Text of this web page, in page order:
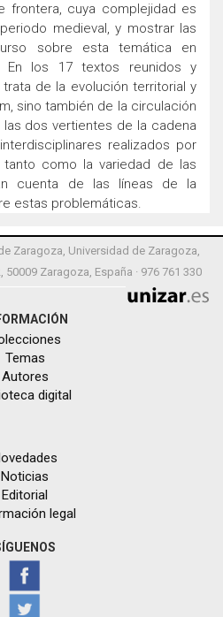
frontera, cuya complejidad es
medieval, y mostrar las
sobre esta temática en
En los 17 textos reunidos y
de la evolución territorial y
sino también de la circulación
dos vertientes de la cadena
realizados por
tanto como la variedad de las
cuenta de las líneas de la
estas problemáticas.
Zaragoza, Universidad de Zaragoza,
50009 Zaragoza, España · 976 761 330
Temas
Autores
digital
Noticias
Editorial
legal